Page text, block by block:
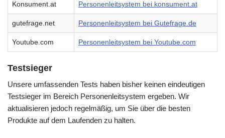
Konsument.at Personenleitsystem bei konsument.at
gutefrage.net Personenleitsystem bei Gutefrage.de
Youtube.com Personenleitsystem bei Youtube.com
Testsieger
Unsere umfassenden Tests haben bisher keinen eindeutigen
Testsieger im Bereich Personenleitsystem ergeben. Wir
aktualisieren jedoch regelmäßig, um Sie über die besten
Produkte auf dem Laufenden zu halten.